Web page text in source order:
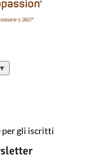
▼
per gli iscritti